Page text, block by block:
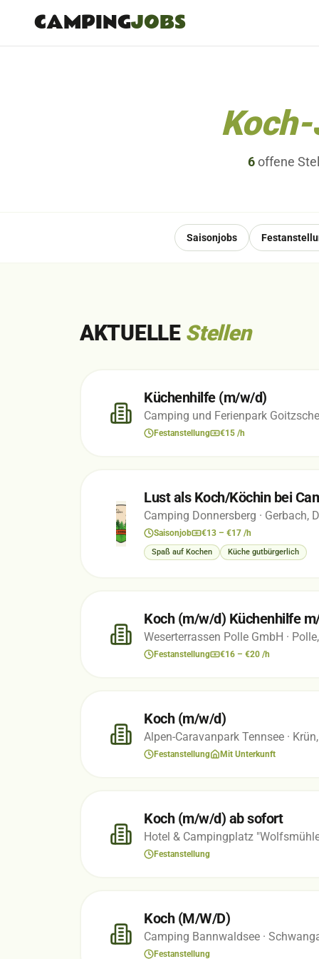
CAMPINGJOBS
6offene
Saisonjobs
AKTUELLE Stellen
Küchenhilfe (m/w/d)
Camping und Ferienpark
Festanstellung €15 /h
Lust als Koch/Köchin bei
Camping Donnersberg · Gerbach,
Saisonjob €13 – €17 /h
Spaß auf Kochen Küche gutbürgerlich
Koch (m/w/d) Küchenhilfe
Weserterrassen Polle GmbH ·
Festanstellung €16 – €20 /h
Koch (m/w/d)
Alpen-Caravanpark Tennsee ·
Festanstellung Mit Unterkunft
Koch (m/w/d) ab sofort
Hotel & Campingplatz
Festanstellung
Koch (M/W/D)
Camping Bannwaldsee ·
Festanstellung